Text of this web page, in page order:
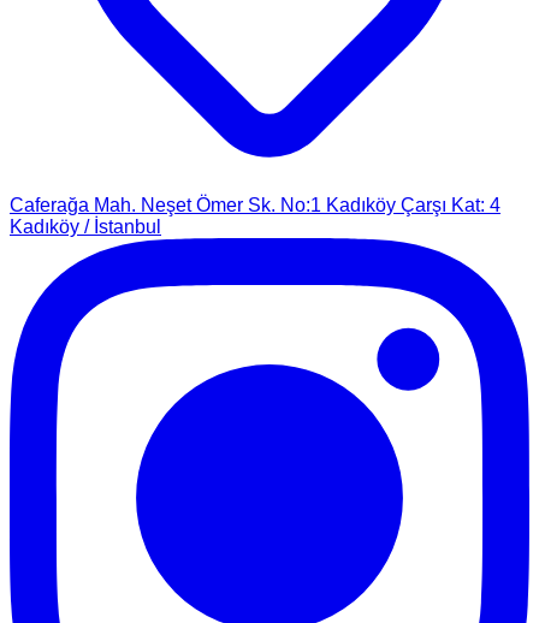
Caferağa Mah. Neşet Ömer Sk. No:1 Kadıköy Çarşı Kat: 4
Kadıköy / İstanbul